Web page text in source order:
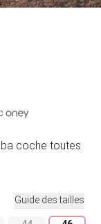
coche toutes
Guide des tailles